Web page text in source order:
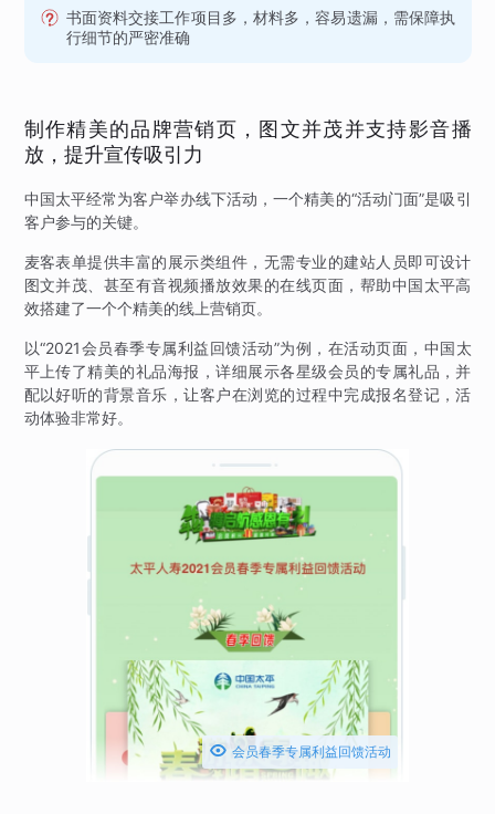
书面资料交接工作项目多，材料多，容易遗漏，需保障执
行细节的严密准确
制作精美的品牌营销页，图文并茂并支持影音播
放，提升宣传吸引力
中国太平经常为客户举办线下活动，一个精美的“活动门面”是吸引
客户参与的关键。
麦客表单提供丰富的展示类组件，无需专业的建站人员即可设计
图文并茂、甚至有音视频播放效果的在线页面，帮助中国太平高
效搭建了一个个精美的线上营销页。
以“2021会员春季专属利益回馈活动”为例，在活动页面，中国太
平上传了精美的礼品海报，详细展示各星级会员的专属礼品，并
配以好听的背景音乐，让客户在浏览的过程中完成报名登记，活
动体验非常好。
 会员春季专属利益回馈活动